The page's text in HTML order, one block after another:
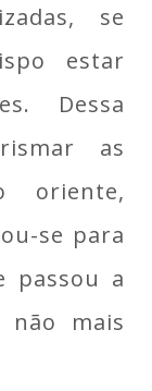
se
estar
Dessa
as
oriente,
se para
passou a
não mais